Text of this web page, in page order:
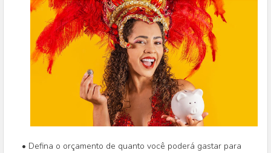
INFOGRÁFICOS
• Defina o orçamento de quanto você poderá gastar para